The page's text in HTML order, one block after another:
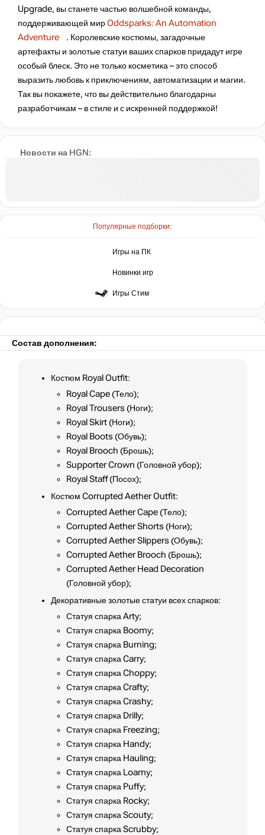
Новости на HGN:
Популярные подборки:
Игры на ПК
Новинки игр
Игры Стим
Upgrade, вы станете частью волшебной команды,
поддерживающей мирOddsparks: An Automation
Adventure
. Королевские костюмы, загадочные
артефакты и золотые статуи ваших спарков придадут игре
особый блеск. Это не только косметика – это способ
выразить любовь к приключениям, автоматизации и магии.
Так вы покажете, что вы действительно благодарны
разработчикам – в стиле и с искренней поддержкой!
Состав дополнения:
Костюм Royal Outfit:
Royal Cape (Тело);
Royal Trousers (Ноги);
Royal Skirt (Ноги);
Royal Boots (Обувь);
Royal Brooch (Брошь);
Supporter Crown (Головной убор);
Royal Staff (Посох);
Костюм Corrupted Aether Outfit:
Corrupted Aether Cape (Тело);
Corrupted Aether Shorts (Ноги);
Corrupted Aether Slippers (Обувь);
Corrupted Aether Brooch (Брошь);
Corrupted Aether Head Decoration
(Головной убор);
Декоративные золотые статуи всех спарков:
Статуя спарка Arty;
Статуя спарка Boomy;
Статуя спарка Burning;
Статуя спарка Carry;
Статуя спарка Choppy;
Статуя спарка Crafty;
Статуя спарка Crashy;
Статуя спарка Drilly;
Статуя спарка Freezing;
Статуя спарка Handy;
Статуя спарка Hauling;
Статуя спарка Loamy;
Статуя спарка Puffy;
Статуя спарка Rocky;
Статуя спарка Scouty;
Статуя спарка Scrubby;